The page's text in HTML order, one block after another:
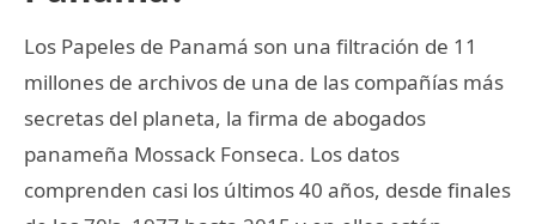
Los Papeles de Panamá son una filtración de 11
millones de archivos de una de las compañías más
secretas del planeta, la firma de abogados
panameña Mossack Fonseca. Los datos
comprenden casi los últimos 40 años, desde finales